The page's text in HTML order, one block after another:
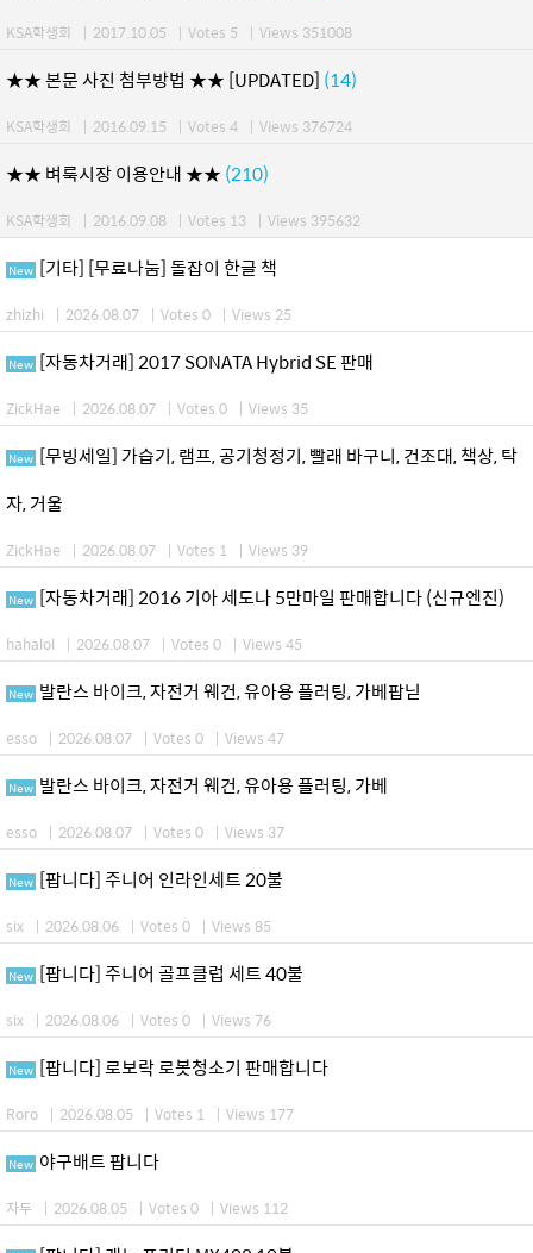
KSA학생회 | 2017.10.05 | Votes 5 | Views 351008
★★ 본문 사진 첨부방법 ★★ [UPDATED] (14)
KSA학생회 | 2016.09.15 | Votes 4 | Views 376724
★★ 벼룩시장 이용안내 ★★ (210)
KSA학생회 | 2016.09.08 | Votes 13 | Views 395632
New [기타] [무료나눔] 돌잡이 한글 책
zhizhi | 2026.08.07 | Votes 0 | Views 25
New [자동차거래] 2017 SONATA Hybrid SE 판매
ZickHae | 2026.08.07 | Votes 0 | Views 35
New [무빙세일] 가습기, 램프, 공기청정기, 빨래 바구니, 건조대, 책상, 탁
자, 거울
ZickHae | 2026.08.07 | Votes 1 | Views 39
New [자동차거래] 2016 기아 세도나 5만마일 판매합니다 (신규엔진)
hahalol | 2026.08.07 | Votes 0 | Views 45
New 발란스 바이크, 자전거 웨건, 유아용 플러팅, 가베팝닏
esso | 2026.08.07 | Votes 0 | Views 47
New 발란스 바이크, 자전거 웨건, 유아용 플러팅, 가베
esso | 2026.08.07 | Votes 0 | Views 37
New [팝니다] 주니어 인라인세트 20불
six | 2026.08.06 | Votes 0 | Views 85
New [팝니다] 주니어 골프클럽 세트 40불
six | 2026.08.06 | Votes 0 | Views 76
New [팝니다] 로보락 로봇청소기 판매합니다
Roro | 2026.08.05 | Votes 1 | Views 177
New 야구배트 팝니다
자두 | 2026.08.05 | Votes 0 | Views 112